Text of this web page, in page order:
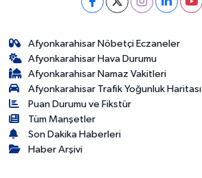
Afyonkarahisar Nöbetçi Eczaneler
Afyonkarahisar Hava Durumu
Afyonkarahisar Namaz Vakitleri
Afyonkarahisar Trafik Yoğunluk Haritası
Puan Durumu ve Fikstür
Tüm Manşetler
Son Dakika Haberleri
Haber Arşivi